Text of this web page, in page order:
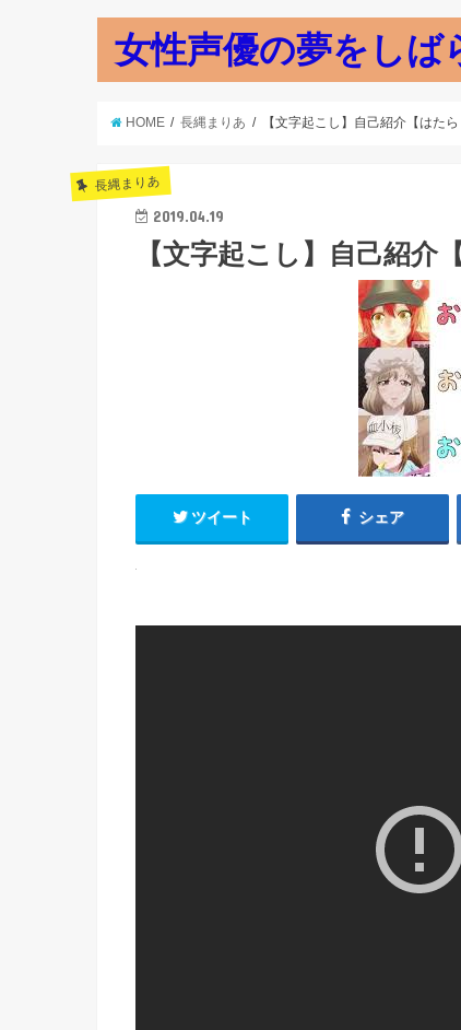
女性声優の夢をしば
HOME 長縄まりあ 【文字起こし】自己紹介【はたら
長縄まりあ
2019.04.19
【文字起こし】自己紹介
ツイート シェア